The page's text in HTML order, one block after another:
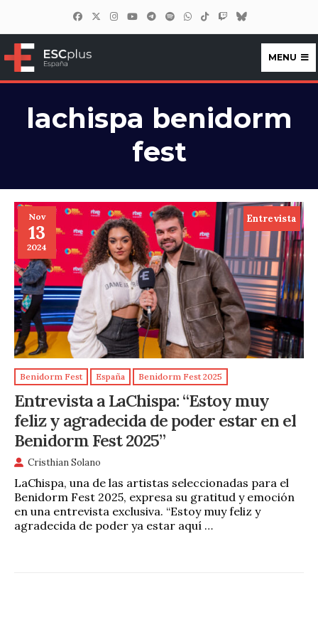
ESCplus España
MENU
lachispa benidorm
fest
Nov
13
2024
Entrevista
Benidorm Fest España Benidorm Fest 2025
Entrevista a LaChispa: “Estoy muy
feliz y agradecida de poder estar en el
Benidorm Fest 2025”
Cristhian Solano
LaChispa, una de las artistas seleccionadas para el
Benidorm Fest 2025, expresa su gratitud y emoción
en una entrevista exclusiva. “Estoy muy feliz y
agradecida de poder ya estar aquí …